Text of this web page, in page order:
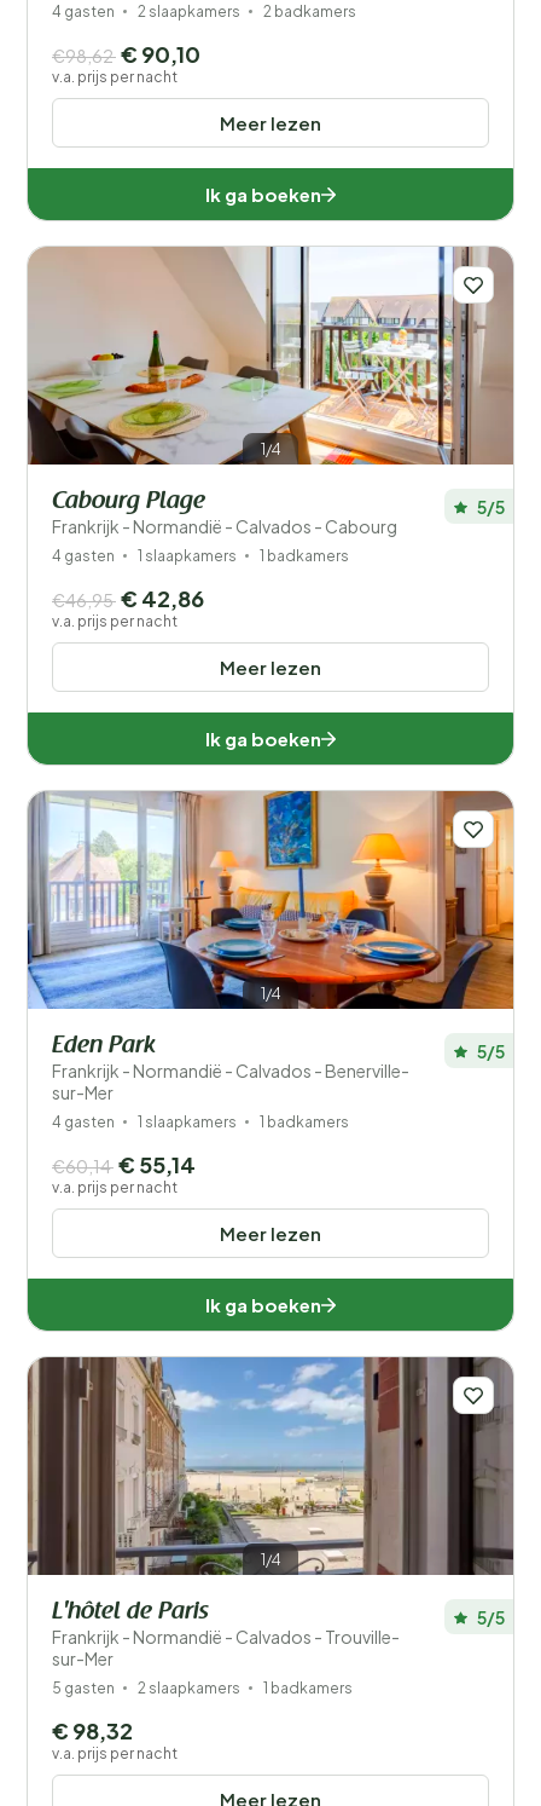
4 gasten 2 slaapkamers 2 badkamers
Meer lezen
€98,62 € 90,10
v.a. prijs per nacht
Ik ga boeken
1/4
Cabourg Plage
Frankrijk - Normandië - Calvados - Cabourg
5/5
4 gasten 1 slaapkamers 1 badkamers
Meer lezen
€46,95 € 42,86
v.a. prijs per nacht
Ik ga boeken
1/4
Eden Park
Frankrijk - Normandië - Calvados - Benerville-
sur-Mer
5/5
4 gasten 1 slaapkamers 1 badkamers
Meer lezen
€60,14 € 55,14
v.a. prijs per nacht
Ik ga boeken
1/4
L'hôtel de Paris
Frankrijk - Normandië - Calvados - Trouville-
sur-Mer
5/5
5 gasten 2 slaapkamers 1 badkamers
Meer lezen
€ 98,32
v.a. prijs per nacht